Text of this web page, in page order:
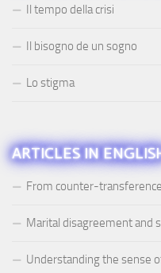
Il tempo della crisi
Il bisogno de un sogno
Lo stigma
ARTICLES IN
From counter-
Marital disagreement and
Understanding the sense